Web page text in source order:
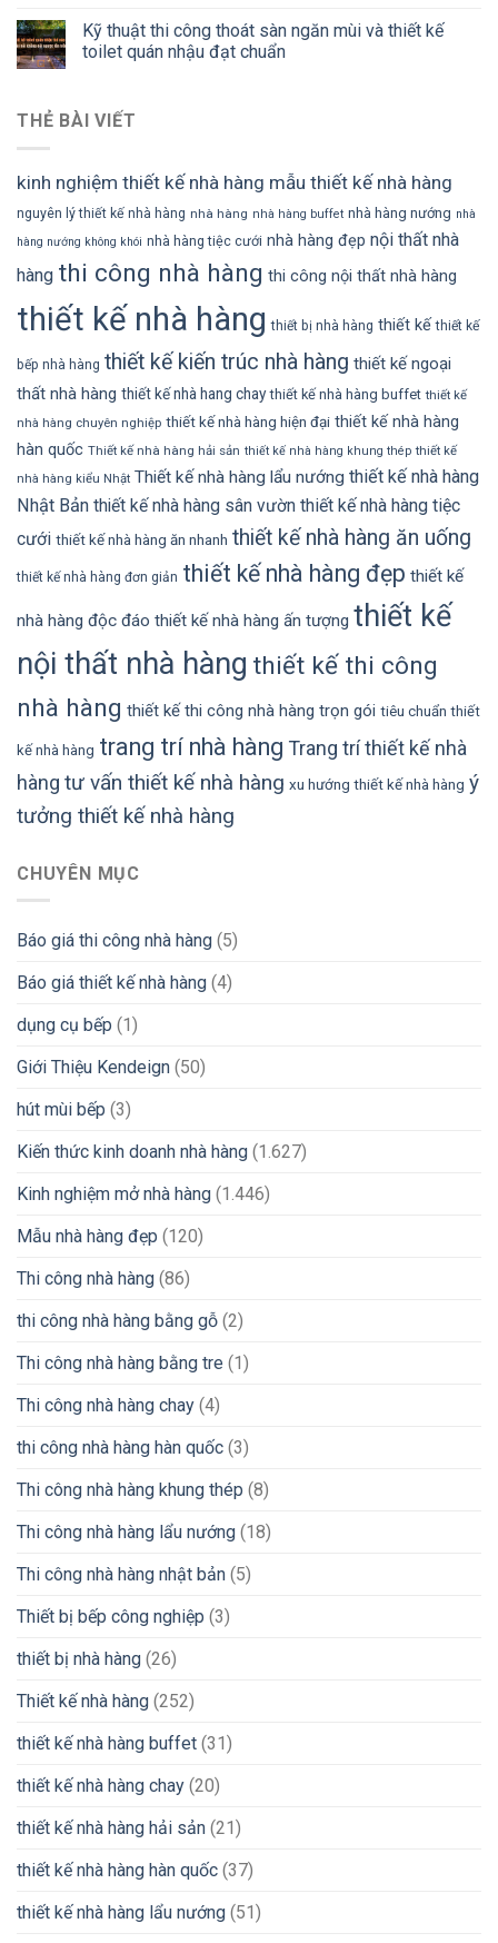
Kỹ thuật thi công thoát sàn ngăn mùi và thiết kế
toilet quán nhậu đạt chuẩn
THẺ BÀI VIẾT
kinh nghiệm thiết kế nhà hàng mẫu thiết kế nhà hàng
nguyên lý thiết kế nhà hàng nhà hàng nhà hàng buffet nhà hàng nướng nhà
hàng nướng không khói nhà hàng tiệc cưới nhà hàng đẹp nội thất nhà
hàng thi công nhà hàng thi công nội thất nhà hàng
thiết kế nhà hàng thiết bị nhà hàng thiết kế thiết kế
bếp nhà hàng thiết kế kiến trúc nhà hàng thiết kế ngoại
thất nhà hàng thiết kế nhà hang chay thiết kế nhà hàng buffet thiết kế
nhà hàng chuyên nghiệp thiết kế nhà hàng hiện đại thiết kế nhà hàng
hàn quốc Thiết kế nhà hàng hải sản thiết kế nhà hàng khung thép thiết kế
nhà hàng kiểu Nhật Thiết kế nhà hàng lẩu nướng thiết kế nhà hàng
Nhật Bản thiết kế nhà hàng sân vườn thiết kế nhà hàng tiệc
cưới thiết kế nhà hàng ăn nhanh thiết kế nhà hàng ăn uống
thiết kế nhà hàng đơn giản thiết kế nhà hàng đẹp thiết kế
nhà hàng độc đáo thiết kế nhà hàng ấn tượng thiết kế
nội thất nhà hàng thiết kế thi công
nhà hàng thiết kế thi công nhà hàng trọn gói tiêu chuẩn thiết
kế nhà hàng trang trí nhà hàng Trang trí thiết kế nhà
hàng tư vấn thiết kế nhà hàng xu hướng thiết kế nhà hàng ý
tưởng thiết kế nhà hàng
CHUYÊN MỤC
Báo giá thi công nhà hàng (5)
Báo giá thiết kế nhà hàng (4)
dụng cụ bếp (1)
Giới Thiệu Kendeign (50)
hút mùi bếp (3)
Kiến thức kinh doanh nhà hàng (1.627)
Kinh nghiệm mở nhà hàng (1.446)
Mẫu nhà hàng đẹp (120)
Thi công nhà hàng (86)
thi công nhà hàng bằng gỗ (2)
Thi công nhà hàng bằng tre (1)
Thi công nhà hàng chay (4)
thi công nhà hàng hàn quốc (3)
Thi công nhà hàng khung thép (8)
Thi công nhà hàng lẩu nướng (18)
Thi công nhà hàng nhật bản (5)
Thiết bị bếp công nghiệp (3)
thiết bị nhà hàng (26)
Thiết kế nhà hàng (252)
thiết kế nhà hàng buffet (31)
thiết kế nhà hàng chay (20)
thiết kế nhà hàng hải sản (21)
thiết kế nhà hàng hàn quốc (37)
thiết kế nhà hàng lẩu nướng (51)